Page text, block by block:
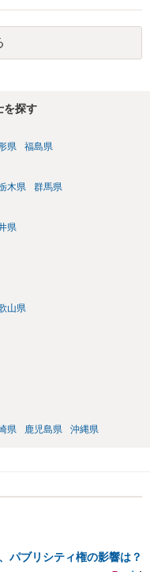
ライセンス素材を、利用条
した図を残したい場合は、
を探す
県 福島県
木県 群馬県
県
山県
県 鹿児島県 沖縄県
パブリシティ権の影響は？